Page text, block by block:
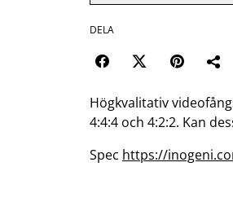
DELA
Högkvalitativ
4:4:4 och 4:2:2. Kan
Spec https://